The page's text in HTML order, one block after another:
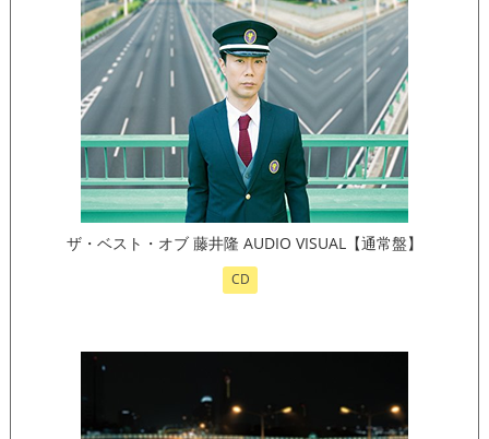
ザ・ベスト・オブ 藤井隆 AUDIO VISUAL【通常盤】
CD